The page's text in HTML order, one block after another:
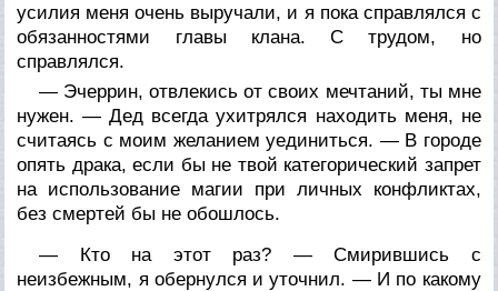
усилия меня очень выручали, и я пока справлялся с
обязанностями главы клана. С трудом, но
справлялся.
— Эчеррин, отвлекись от своих мечтаний, ты мне
нужен. — Дед всегда ухитрялся находить меня, не
считаясь с моим желанием уединиться. — В городе
опять драка, если бы не твой категорический запрет
на использование магии при личных конфликтах,
без смертей бы не обошлось.
— Кто на этот раз? — Смирившись с
неизбежным, я обернулся и уточнил. — И по какому